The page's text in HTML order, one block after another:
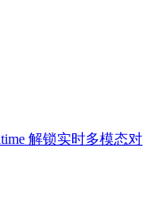
解锁实时多模态对